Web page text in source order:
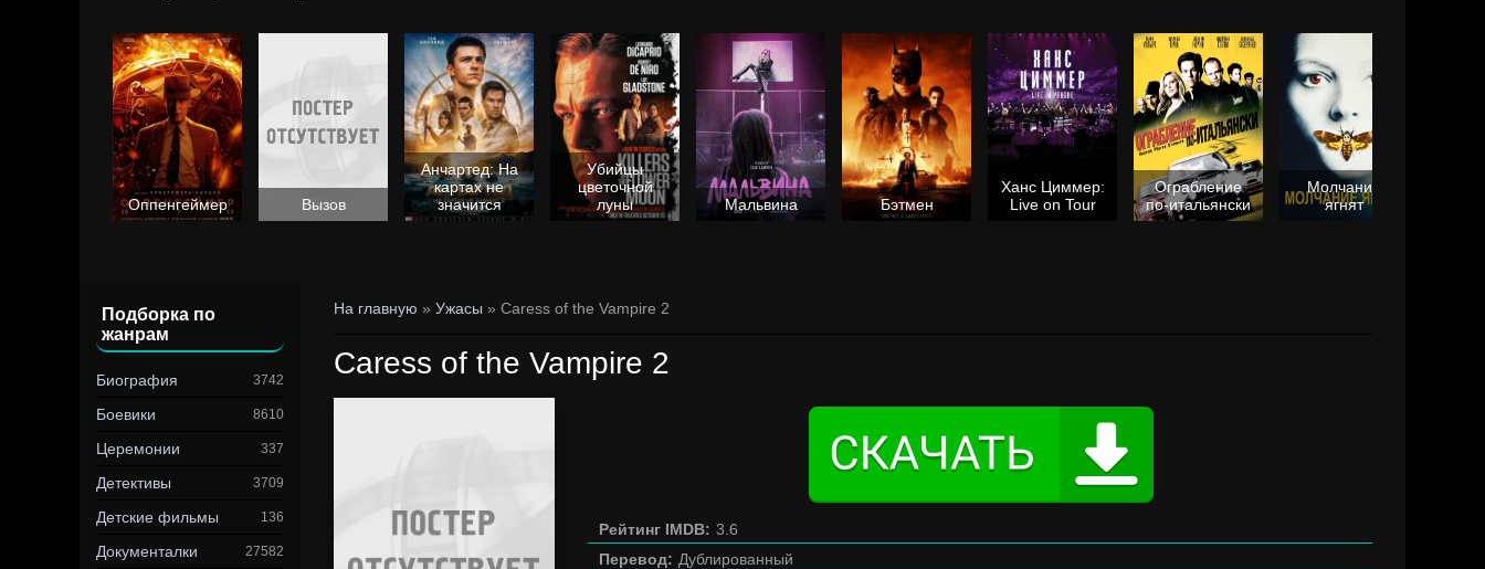
Оппенгеймер Вызов
Анчартед: На
картах не
значится
Убийцы
цветочной
луны
Мальвина Бэтмен
Ханс Циммер:
Live on Tour
Ограбление
по-итальянски
Молчание
ягнят
Подборка по
жанрам
Биография 3742
Боевики 8610
Церемонии 337
Детективы 3709
Детские фильмы 136
Документалки 27582
На главную » Ужасы » Caress of the Vampire 2
Caress of the Vampire 2
Рейтинг IMDB: 3.6
Перевод: Дублированный